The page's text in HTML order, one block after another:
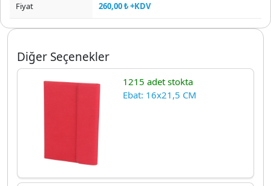
Fiyat 260,00 ₺ +KDV
Diğer Seçenekler
1215 adet stokta
Ebat: 16x21,5 CM